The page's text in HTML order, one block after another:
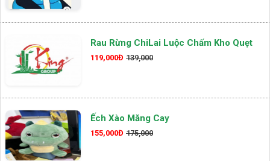
Rau Rừng ChiLai Luộc Chấm Kho Quẹt
119,000Đ 139,000
Ếch Xào Măng Cay
155,000Đ 175,000